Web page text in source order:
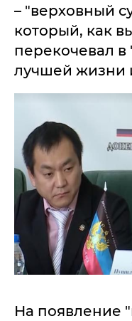
– "верховный
который, как
перекочевал
лучшей жизни
На появление